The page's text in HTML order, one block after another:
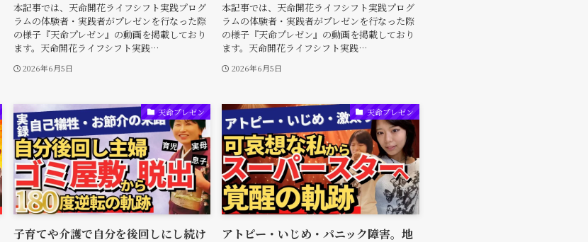
本記事では、天命開花ライフシフト実践プログ
ラムの体験者・実践者がプレゼンを行なった際
の様子『天命プレゼン』の動画を掲載しており
ます。天命開花ライフシフト実践…
2026年6月5日
本記事では、天命開花ライフシフト実践プログ
ラムの体験者・実践者がプレゼンを行なった際
の様子『天命プレゼン』の動画を掲載しており
ます。天命開花ライフシフト実践…
2026年6月5日
天命プレゼン
子育てや介護で自分を後回しにし続け
天命プレゼン
アトピー・いじめ・パニック障害。地